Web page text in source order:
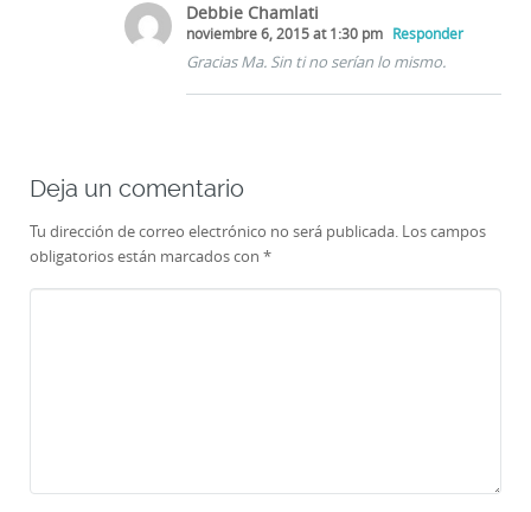
Debbie Chamlati
noviembre 6, 2015 at 1:30 pm Responder
Gracias Ma. Sin ti no serían lo mismo.
Deja un comentario
Tu dirección de correo electrónico no será publicada. Los campos
obligatorios están marcados con *